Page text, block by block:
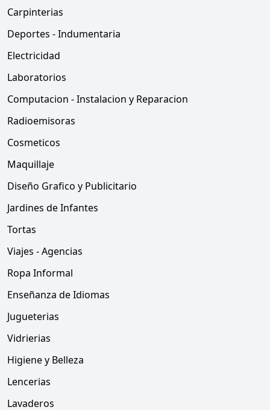
Carpinterias
Deportes - Indumentaria
Electricidad
Laboratorios
Computacion - Instalacion y Reparacion
Radioemisoras
Cosmeticos
Maquillaje
Diseño Grafico y Publicitario
Jardines de Infantes
Tortas
Viajes - Agencias
Ropa Informal
Enseñanza de Idiomas
Jugueterias
Vidrierias
Higiene y Belleza
Lencerias
Lavaderos